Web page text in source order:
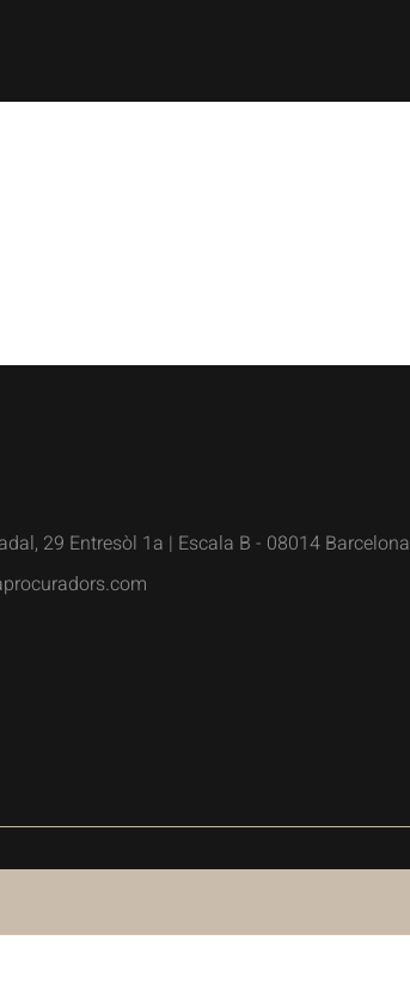
29 Entresòl 1a | Escala B - 08014 Barcelona